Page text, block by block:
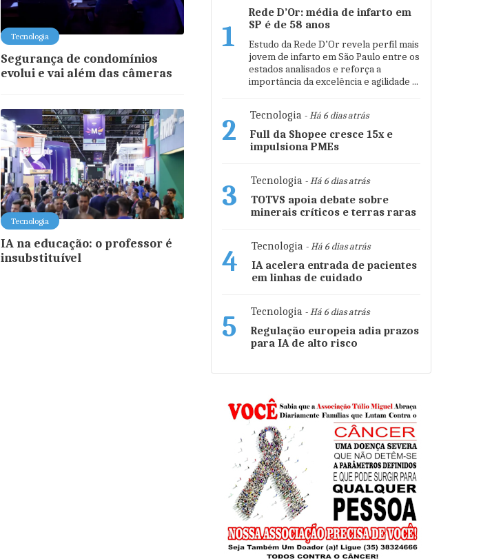
Tecnologia
Segurança de condomínios
evolui e vai além das câmeras
Tecnologia
IA na educação: o professor é
insubstituível
1
Rede D’Or: média de infarto em
SP é de 58 anos
Estudo da Rede D’Or revela perfil mais
jovem de infarto em São Paulo entre os
estados analisados e reforça a
importância da excelência e agilidade ...
2 Tecnologia - Há 6 dias atrás
Full da Shopee cresce 15x e
impulsiona PMEs
3 Tecnologia - Há 6 dias atrás
TOTVS apoia debate sobre
minerais críticos e terras raras
4 Tecnologia - Há 6 dias atrás
IA acelera entrada de pacientes
em linhas de cuidado
5 Tecnologia - Há 6 dias atrás
Regulação europeia adia prazos
para IA de alto risco